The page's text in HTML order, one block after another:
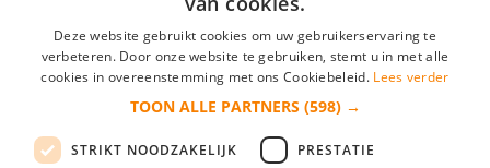
E-mail*
login gegevens onthouden
Deze website gebruikt cookies om uw gebruikerservaring te
verbeteren. Door onze website te gebruiken, stemt u in met alle
cookies in overeenstemming met ons Cookiebeleid. Lees verder
TOON ALLE PARTNERS (598) →
STRIKT NOODZAKELIJK PRESTATIE